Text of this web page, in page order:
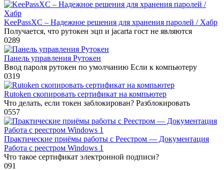
KeePassXC – Надежное решения для хранения паролей / Хабр
Получается, что рутокен эцп и jacarta гост не являются
0289
Панель управления Рутокен
Ввод пароля рутокен по умолчанию Если к компьютеру
0319
Rutoken скопировать сертификат на компьютер
Что делать, если токен заблокирован? Разблокировать
0557
Практические приёмы работы с Реестром — Документация
Работа с реестром Windows 1
Что такое сертификат электронной подписи?
091